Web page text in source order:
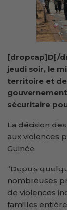
[dropcap]D[/
jeudi soir, le
territoire et de
sécuritaire
La décision
aux violences
Guinée.
‘’Depuis
nombreuses
de violences
familles